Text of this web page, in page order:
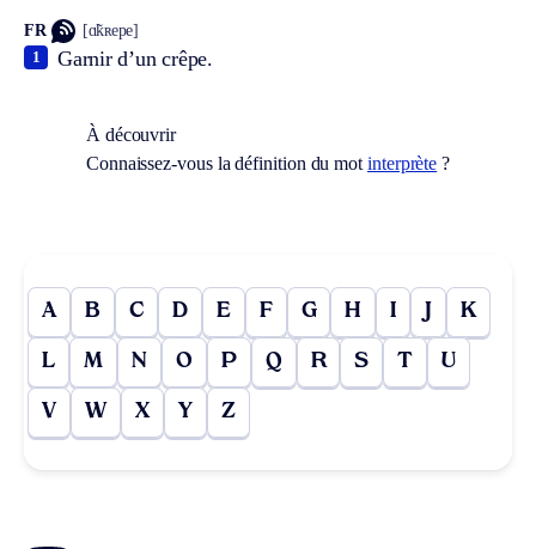
FR [ɑ̃kʀepe]
Garnir d’un crêpe.
1
À découvrir
Connaissez-vous la définition du mot interprète ?
A B C D E F G H I J K
L M N O P Q R S T U
V W X Y Z